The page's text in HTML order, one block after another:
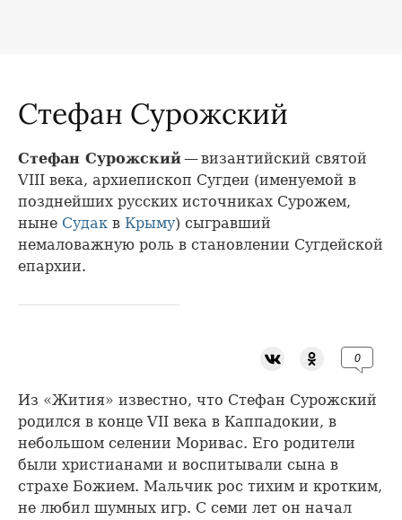
Стефан Сурожский
Стефан Сурожский— византийский святой
VIII века, архиепископ Сугдеи (именуемой в
позднейших русских источниках Сурожем,
ныне Судак в Крыму) сыгравший
немаловажную роль в становлении Сугдейской
епархии.
0
Из «Жития» известно, что Стефан Сурожский
родился в конце VII века в Каппадокии, в
небольшом селении Моривас. Его родители
были христианами и воспитывали сына в
страхе Божием. Мальчик рос тихим и кротким,
не любил шумных игр. С семи лет он начал